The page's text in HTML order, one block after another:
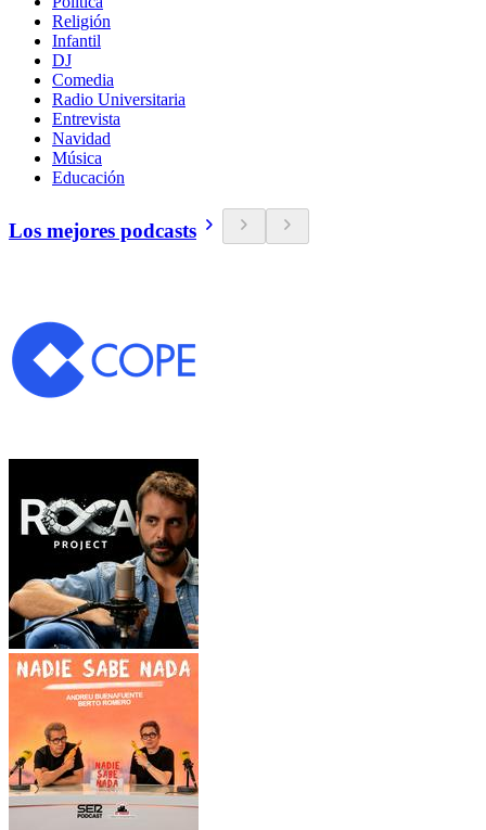
Religión
Infantil
DJ
Comedia
Radio Universitaria
Entrevista
Navidad
Música
Educación
Los mejores podcasts